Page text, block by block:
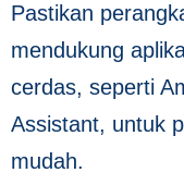
Pastikan
mendukung
cerdas, seperti
Assistant, untuk
mudah.